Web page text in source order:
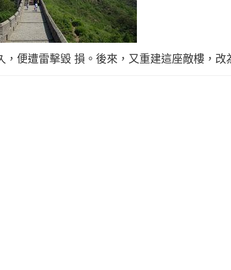
便遭雷擊毀 損。後來，又重建這座敵樓，改